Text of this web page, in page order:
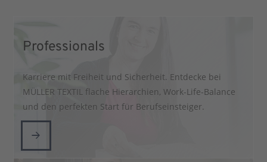
Professionals
Karriere mit Freiheit und Sicherheit. Entdecke bei
MÜLLER TEXTIL flache Hierarchien, Work-Life-Balance
und den perfekten Start für Berufseinsteiger.